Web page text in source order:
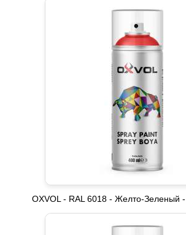
OXVOL - RAL 6018 - Желто-Зеленый